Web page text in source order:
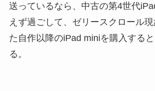
送っているなら、中古の第4世代
えず過ごして、ゼリースクロール
た自作以降のiPad miniを購入する
る。